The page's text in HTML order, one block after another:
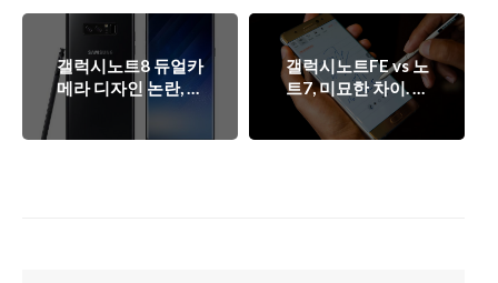
갤럭시노트8 듀얼카
메라 디자인 논란, 삼
성의 위험한 선택일
갤럭시노트FE vs 노
트7, 미묘한 차이. 무
엇이 바꼈나?